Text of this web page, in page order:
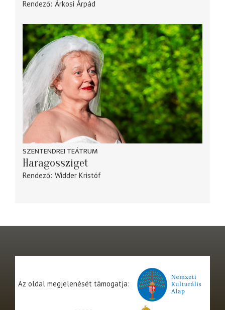
Rendező Árkosi Árpád
SZENTENDREI TEÁTRUM
Haragossziget
Rendező Widder Kristóf
Az oldal megjelenését támogatja: